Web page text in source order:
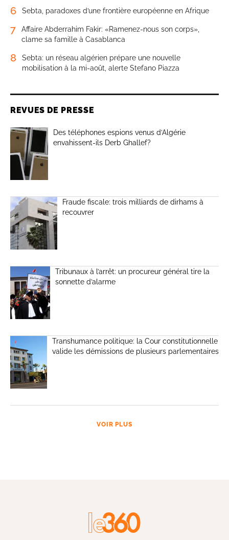
6 Sebta, paradoxes d’une frontière européenne en Afrique
7
Affaire Abderrahim Fakir: «Ramenez-nous son corps»,
clame sa famille à Casablanca
8
Sebta: un réseau algérien prépare une nouvelle
mobilisation à la mi-août, alerte Stefano Piazza
REVUES DE PRESSE
Des téléphones espions venus d’Algérie
envahissent-ils Derb Ghallef?
Fraude fiscale: trois milliards de dirhams à
recouvrer
Tribunaux à l’arrêt: un procureur général tire la
sonnette d’alarme
Transhumance politique: la Cour constitutionnelle
valide les démissions de plusieurs parlementaires
VOIR PLUS